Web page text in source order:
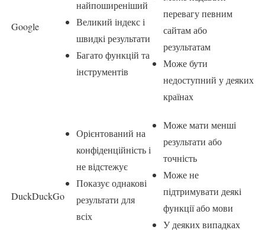
Google
найпоширеніший
Великий індекс і
швидкі результати
Багато функцій та
інструментів
перевагу певним
сайтам або
результатам
Може бути
недоступний у деяких
країнах
DuckDuckGo
Орієнтований на
конфіденційність і
не відстежує
Показує однакові
результати для
всіх
Може мати менші
результати або
точність
Може не
підтримувати деякі
функції або мови
У деяких випадках